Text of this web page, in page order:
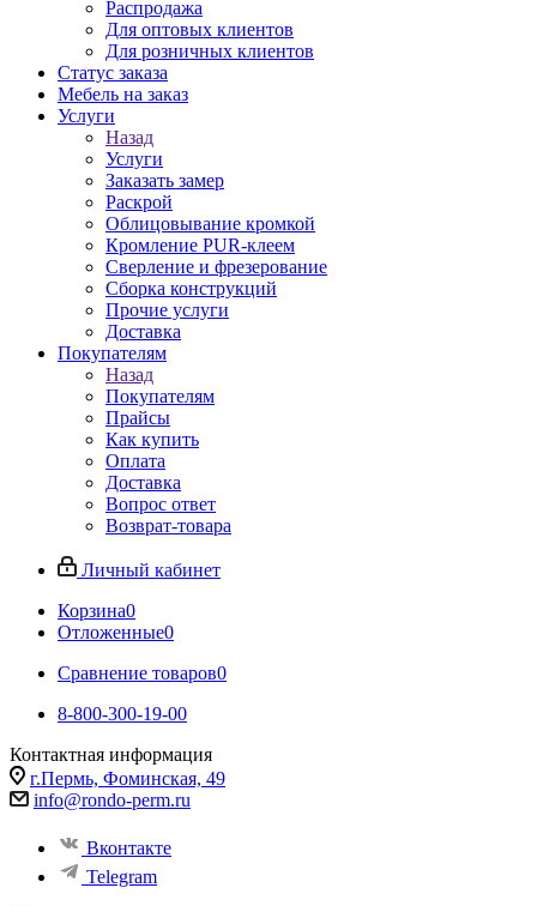
Распродажа
Для оптовых клиентов
Для розничных клиентов
Статус заказа
Мебель на заказ
Услуги
Назад
Услуги
Заказать замер
Раскрой
Облицовывание кромкой
Кромление PUR-клеем
Сверление и фрезерование
Сборка конструкций
Прочие услуги
Доставка
Покупателям
Назад
Покупателям
Прайсы
Как купить
Оплата
Доставка
Вопрос ответ
Возврат-товара
Личный кабинет
Корзина0
Отложенные0
Сравнение товаров0
8-800-300-19-00
Контактная информация
г.Пермь, Фоминская, 49
info@rondo-perm.ru
Вконтакте
Telegram